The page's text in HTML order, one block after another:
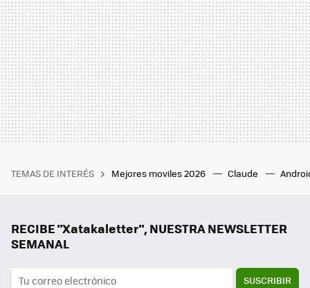
TEMAS DE INTERÉS Mejores moviles 2026 Claude
RECIBE "Xatakaletter", NUESTRA NEWSLETTER
SEMANAL
SUSCRIBIR